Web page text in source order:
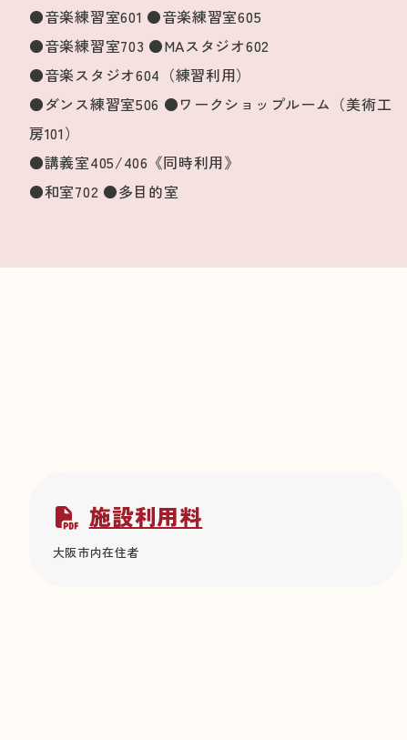
●音楽練習室601 ●音楽練習室605
●音楽練習室703 ●MAスタジオ602
●音楽スタジオ604（練習利用）
●ダンス練習室506 ●ワークショップルーム（美術工
房101）
●講義室405/406《同時利用》
●和室702 ●多目的室
施設利用料
大阪市内在住者